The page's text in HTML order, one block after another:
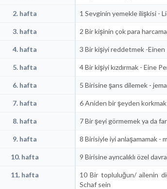
2. hafta 1 Sevginin yemekle ilişkisi -
3. hafta 2 Bir kişinin çok para
4. hafta 3 Bir kişiyi reddetmek -
5. hafta 4 Bir kişiyi kızdırmak - Eine
6. hafta 5 Birisine şans dilemek -
7. hafta 6 Aniden bir şeyden
8. hafta 7 Bir şeyi görmemek ya da
9. hafta 8 Birisiyle iyi anlaşamamak
10. hafta 9 Birisine ayrıcalıklı özel
11. hafta
10 Bir topluluğun/ ailenin
Schaf sein